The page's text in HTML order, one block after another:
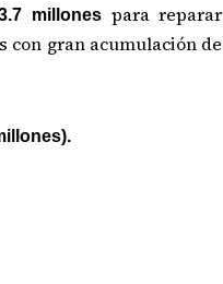
millonespara reparar
con gran acumulación de